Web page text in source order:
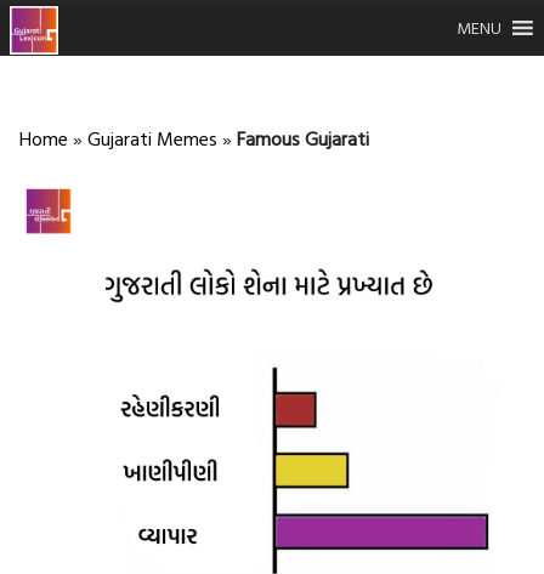
MENU
Home » Gujarati Memes » Famous Gujarati